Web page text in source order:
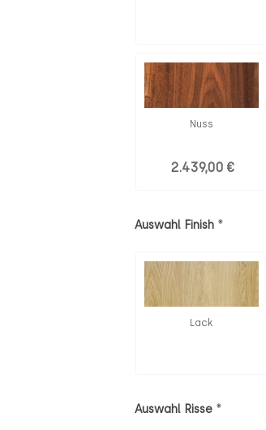
Nuss
2.439,00 €
Auswahl Finish *
Lack
Auswahl Risse *